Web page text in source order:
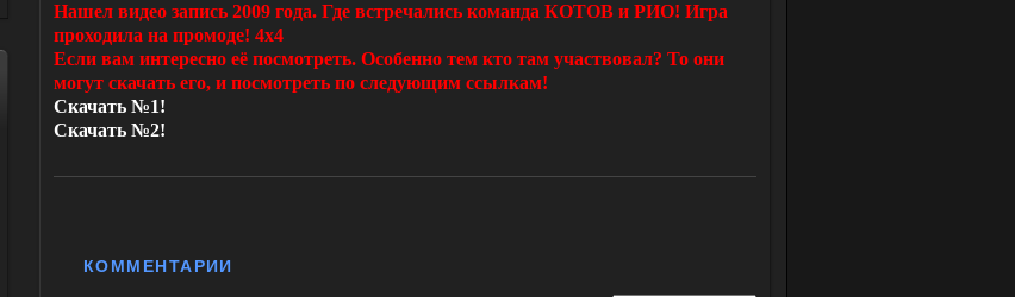
Нашел видео запись 2009 года. Где встречались команда КОТОВ и РИО! Игра
проходила на промоде! 4x4
Если вам интересно её посмотреть. Особенно тем кто там участвовал? То они
могут скачать его, и посмотреть по следующим ссылкам!
Скачать №1!
Скачать №2!
КОММЕНТАРИИ